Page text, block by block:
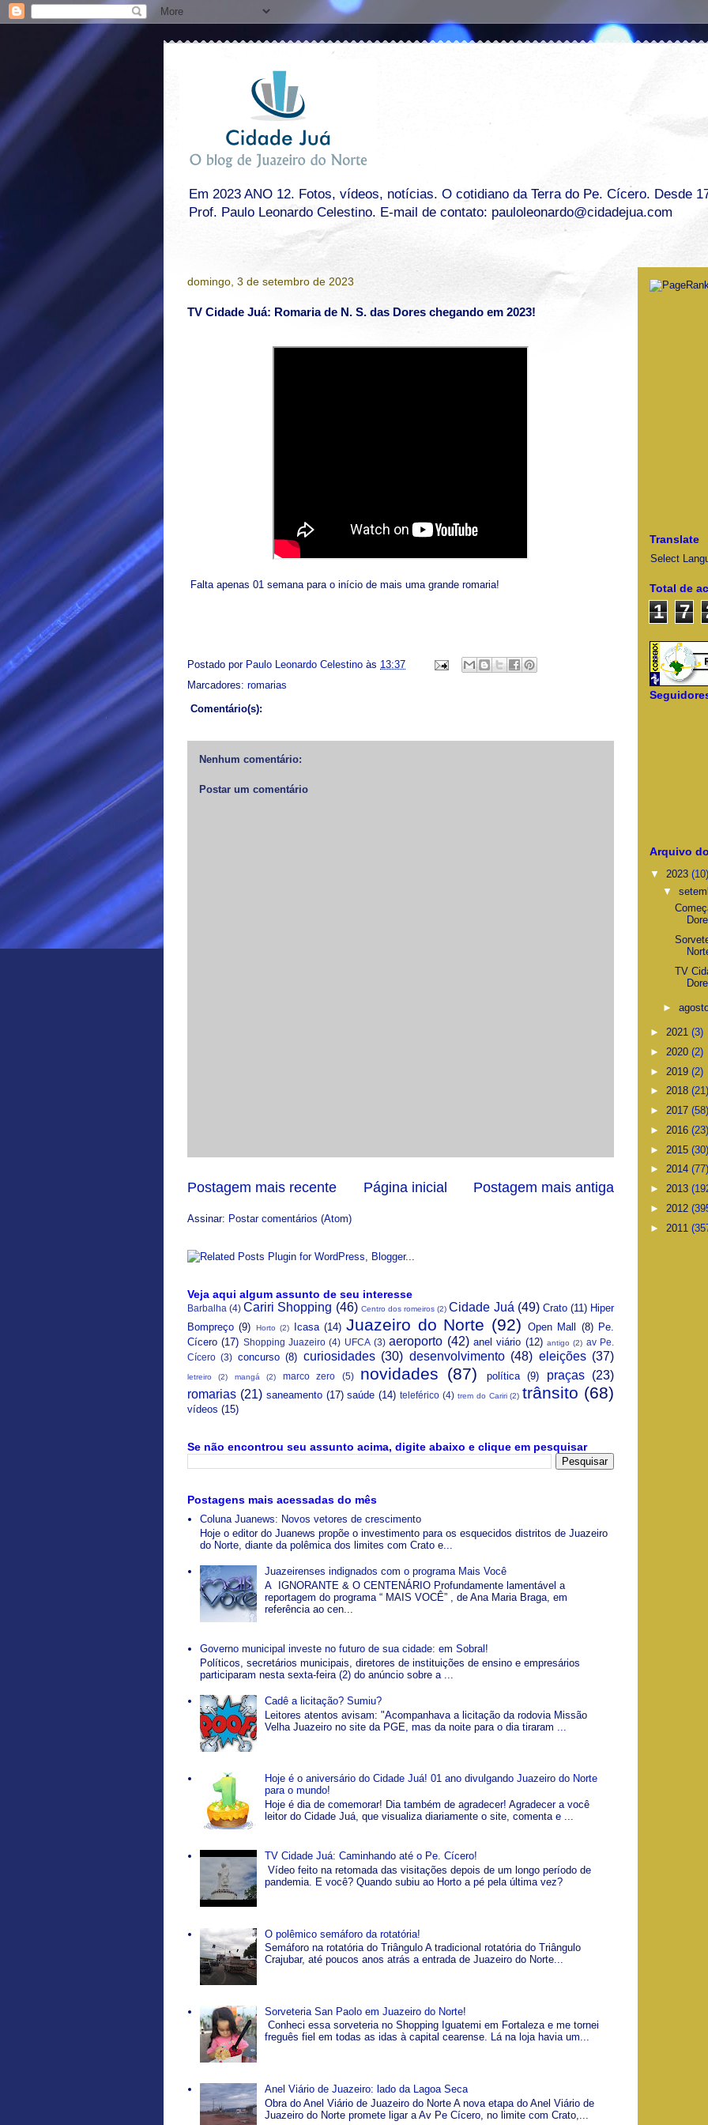
Em 2023 ANO 12. Fotos, vídeos, notícias. O cotidiano da Terra do Pe. Cícero. Desde
Prof. Paulo Leonardo Celestino. E-mail de contato: pauloleonardo@cidadejua.com
domingo, 3 de setembro de 2023
TV Cidade Juá: Romaria de N. S. das Dores chegando em 2023!
Falta apenas 01 semana para o início de mais uma grande romaria!
Postado por Paulo Leonardo Celestino às 13:37
Marcadores: romarias
Comentário(s):
Nenhum comentário:
Postar um comentário
Postagem mais recente Postagem mais antiga
Página inicial
Assinar: Postar comentários (Atom)
Veja aqui algum assunto de seu interesse
Barbalha (4) Cariri Shopping (46) Centro dos romeiros (2) Cidade Juá (49) Crato (11) Hiper
Bompreço (9) Horto (2) Icasa (14) Juazeiro do Norte (92) Open Mall (8) Pe.
Cícero (17) Shopping Juazeiro (4) UFCA (3) aeroporto (42) anel viário (12) antigo (2) av Pe.
Cícero (3) concurso (8) curiosidades (30) desenvolvimento (48) eleições (37)
letreiro (2) mangá (2) marco zero (5) novidades (87) política (9) praças
(23)
romarias (21) saneamento (17) saúde (14) teleférico (4) trem do Cariri (2) trânsito (68)
vídeos (15)
Se não encontrou seu assunto acima, digite abaixo e clique em pesquisar
Postagens mais acessadas do mês
Coluna Juanews: Novos vetores de crescimento
Hoje o editor do Juanews propõe o investimento para os esquecidos distritos de Juazeiro
do Norte, diante da polêmica dos limites com Crato e...
Juazeirenses indignados com o programa Mais Você
A IGNORANTE & O CENTENÁRIO Profundamente lamentável a
reportagem do programa “ MAIS VOCÊ” , de Ana Maria Braga, em
referência ao cen...
Governo municipal investe no futuro de sua cidade: em Sobral!
Políticos, secretários municipais, diretores de instituições de ensino e empresários
participaram nesta sexta-feira (2) do anúncio sobre a ...
Cadê a licitação? Sumiu?
Leitores atentos avisam: "Acompanhava a licitação da rodovia Missão
Velha Juazeiro no site da PGE, mas da noite para o dia tiraram ...
Hoje é o aniversário do Cidade Juá! 01 ano divulgando Juazeiro do Norte
para o mundo!
Hoje é dia de comemorar! Dia também de agradecer! Agradecer a você
leitor do Cidade Juá, que visualiza diariamente o site, comenta e ...
TV Cidade Juá: Caminhando até o Pe. Cícero!
Vídeo feito na retomada das visitações depois de um longo período de
pandemia. E você? Quando subiu ao Horto a pé pela última vez?
O polêmico semáforo da rotatória!
Semáforo na rotatória do Triângulo A tradicional rotatória do Triângulo
Crajubar, até poucos anos atrás a entrada de Juazeiro do Norte...
Sorveteria San Paolo em Juazeiro do Norte!
Conheci essa sorveteria no Shopping Iguatemi em Fortaleza e me tornei
freguês fiel em todas as idas à capital cearense. Lá na loja havia um...
Anel Viário de Juazeiro: lado da Lagoa Seca
Obra do Anel Viário de Juazeiro do Norte A nova etapa do Anel Viário de
Juazeiro do Norte promete ligar a Av Pe Cícero, no limite com Crato,...
Translate
Select
Total de
1 7
Arquivo
▼ 2023 (10)
▼
TV
►
► 2021 (3)
► 2020 (2)
► 2019 (2)
► 2018 (21)
► 2017 (58)
► 2016 (23)
► 2015 (30)
► 2014 (77)
► 2013
► 2012
► 2011